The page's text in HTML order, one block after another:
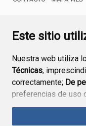
Este sitio
Nuestra web utiliza
Técnicas,
correctamente; De
preferencias de uso
funcionamiento de